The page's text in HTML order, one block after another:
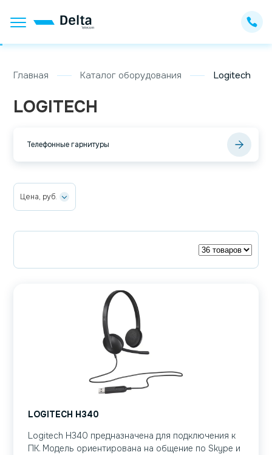
Главная Каталог оборудования Logitech
LOGITECH
Телефонные гарнитуры
Цена, руб.
LOGITECH H340
Logitech H340 предназначена для подключения к
ПК. Модель ориентирована на общение по Skype и